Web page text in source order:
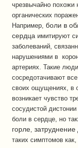
чрезвычайно похожи
органических
Например, боли в
сердца имитируют
заболеваний,
нарушениями в
артериях. Такие люди
сосредотачивают
своих ощущениях, в
возникает чувство
сосудистой
боли в сердце, но
горле, затруднение
таких симптомов как,